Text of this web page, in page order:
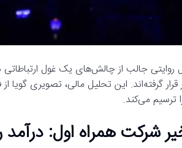
جالب از چالش‌های یک غول ارتباطاتی
گرفته‌اند. این تحلیل مالی، تصویری گویا
ترسیم می‌کند.
همراه اول: درآمد